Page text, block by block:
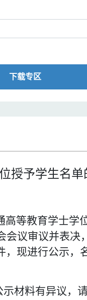
下载专区
授予学生名单
等教育学士学
会议审议并表决，
，现进行公示，
示材料有异议，